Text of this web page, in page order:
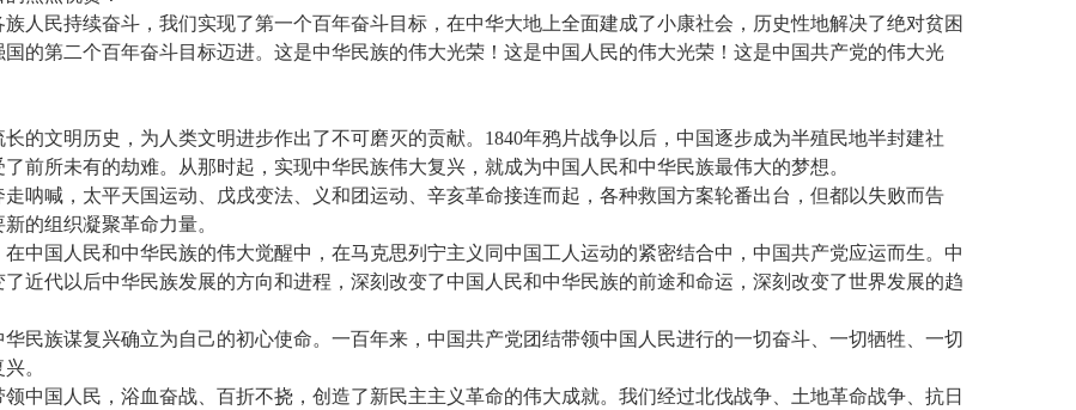
人民持续奋斗，我们实现了第一个百年奋斗目标，在中华大地上全面建成了小康社会，历史性地解决了绝对贫困
的第二个百年奋斗目标迈进。这是中华民族的伟大光荣！这是中国人民的伟大光荣！这是中国共产党的伟大光
的文明历史，为人类文明进步作出了不可磨灭的贡献。1840年鸦片战争以后，中国逐步成为半殖民地半封建社
前所未有的劫难。从那时起，实现中华民族伟大复兴，就成为中国人民和中华民族最伟大的梦想。
呐喊，太平天国运动、戊戌变法、义和团运动、辛亥革命接连而起，各种救国方案轮番出台，但都以失败而告
的组织凝聚革命力量。
中国人民和中华民族的伟大觉醒中，在马克思列宁主义同中国工人运动的紧密结合中，中国共产党应运而生。中
近代以后中华民族发展的方向和进程，深刻改变了中国人民和中华民族的前途和命运，深刻改变了世界发展的趋
民族谋复兴确立为自己的初心使命。一百年来，中国共产党团结带领中国人民进行的一切奋斗、一切牺牲、一切
。
国人民，浴血奋战、百折不挠，创造了新民主主义革命的伟大成就。我们经过北伐战争、土地革命战争、抗日